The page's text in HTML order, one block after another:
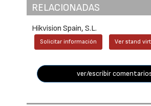
RELACIONADAS
Hikvision Spain, S.L.
Solicitar información Ver stand
ver/escribir